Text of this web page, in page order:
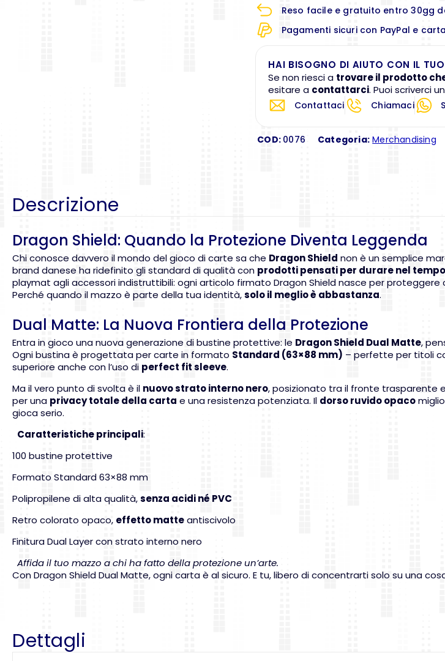
Reso facile e gratuito entro 30gg
Pagamenti sicuri con PayPal e
HAI BISOGNO DI AIUTO CON IL
Se non riesci a trovare il prodotto
esitare a contattarci. Puoi scriverci
Contattaci Chiamaci
COD: 0076 Categoria: Merchandising
Descrizione
Dragon Shield: Quando la Protezione Diventa Leggenda
Chi conosce davvero il mondo del gioco di carte sa che Dragon Shield non è un semplice
brand danese ha ridefinito gli standard di qualità con prodotti pensati per durare nel tempo
playmat agli accessori indistruttibili: ogni articolo firmato Dragon Shield nasce per proteggere
Perché quando il mazzo è parte della tua identità,solo il meglio è abbastanza.
Dual Matte: La Nuova Frontiera della Protezione
Entra in gioco una nuova generazione di bustine protettive: le Dragon Shield Dual Matte,
Ogni bustina è progettata per carte in formato Standard (63×88 mm) – perfette per titoli
superiore anche con l’uso di perfect fit sleeve.
Ma il vero punto di svolta è il nuovo strato interno nero, posizionato tra il fronte trasparente
per una privacy totale della carta e una resistenza potenziata. Il dorso ruvido opaco
gioca serio.
Caratteristiche principali:
100 bustine protettive
Formato Standard 63×88 mm
Polipropilene di alta qualità,senza acidi né PVC
Retro colorato opaco, effetto matteantiscivolo
Finitura Dual Layer con strato interno nero
Affida il tuo mazzo a chi ha fatto della protezione un’arte.
Con Dragon Shield Dual Matte, ogni carta è al sicuro. E tu, libero di concentrarti solo su una
Dettagli